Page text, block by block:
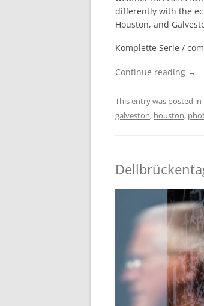
differently with the
Houston, and
Komplette Serie /
Continue reading →
This entry was posted in
galveston, houston,